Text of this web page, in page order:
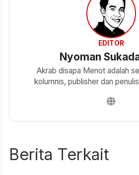
EDITOR
Nyoman
Akrab disapa Menot adalah
kolumnis, publisher dan
Berita Terkait